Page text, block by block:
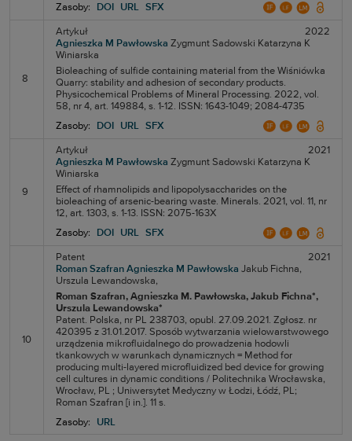
Zasoby:
DOI URL SFX
8
Artykuł
2022
Agnieszka M Pawłowska Zygmunt Sadowski Katarzyna K
Winiarska
Bioleaching of sulfide containing material from the Wiśniówka
Quarry: stability and adhesion of secondary products.
Physicochemical Problems of Mineral Processing. 2022, vol.
58, nr 4, art. 149884, s. 1-12. ISSN: 1643-1049; 2084-4735
Zasoby:
DOI URL SFX
9
Artykuł
2021
Agnieszka M Pawłowska Zygmunt Sadowski Katarzyna K
Winiarska
Effect of rhamnolipids and lipopolysaccharides on the
bioleaching of arsenic-bearing waste. Minerals. 2021, vol. 11, nr
12, art. 1303, s. 1-13. ISSN: 2075-163X
Zasoby:
DOI URL SFX
10
Patent
2021
Roman Szafran Agnieszka M Pawłowska Jakub Fichna,
Urszula Lewandowska,
Roman Szafran, Agnieszka M. Pawłowska, Jakub Fichna*,
Urszula Lewandowska*
Patent. Polska, nr PL 238703, opubl. 27.09.2021. Zgłosz. nr
420395 z 31.01.2017. Sposób wytwarzania wielowarstwowego
urządzenia mikrofluidalnego do prowadzenia hodowli
tkankowych w warunkach dynamicznych = Method for
producing multi-layered microfluidized bed device for growing
cell cultures in dynamic conditions / Politechnika Wrocławska,
Wrocław, PL ; Uniwersytet Medyczny w Łodzi, Łódź, PL;
Roman Szafran [i in.]. 11 s.
Zasoby:
URL